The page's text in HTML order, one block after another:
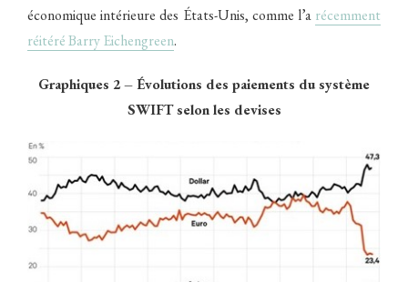
économique intérieure des États-Unis, comme l’a récemment
réitéré Barry Eichengreen.
Graphiques 2 – Évolutions des paiements du système
SWIFT selon les devises